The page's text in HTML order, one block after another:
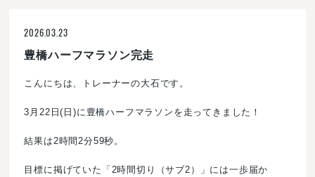
2026.03.23
豊橋ハーフマラソン完走
こんにちは、トレーナーの大石です。
3月22日(日)に豊橋ハーフマラソンを走ってきました！
結果は2時間2分59秒。
目標に掲げていた「2時間切り（サブ2）」には一歩届か